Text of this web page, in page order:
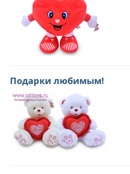
Подарки любимым!